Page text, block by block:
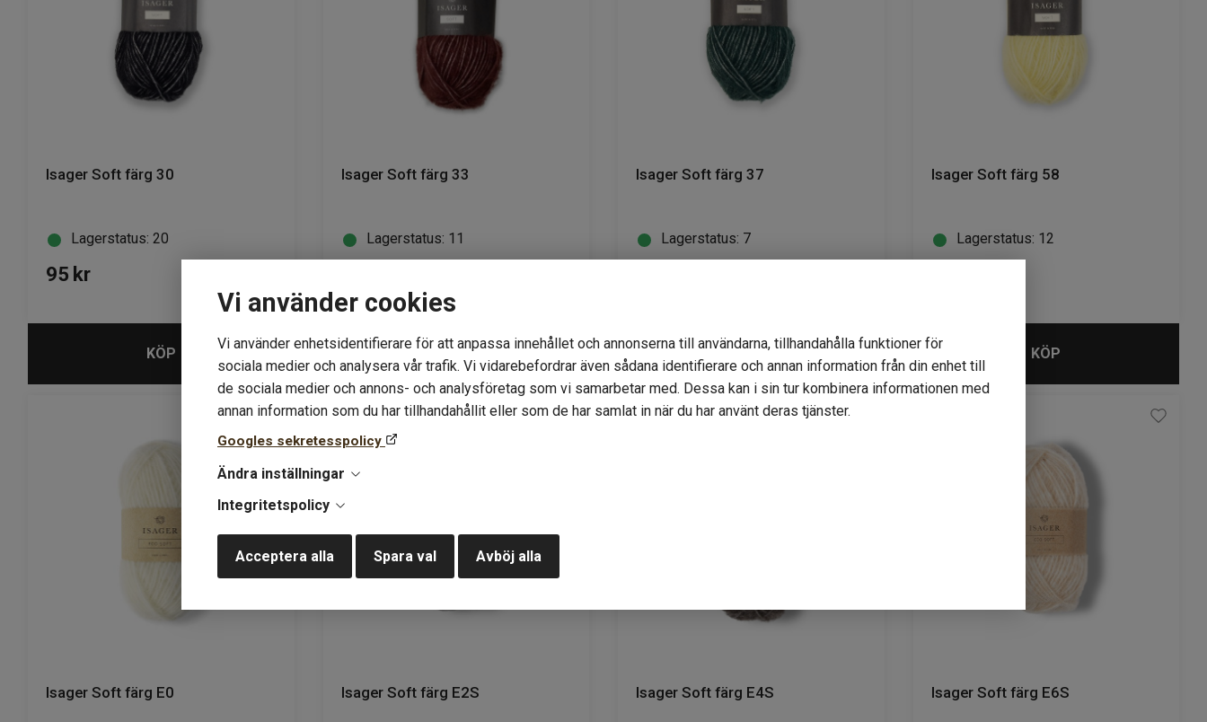
Vi använder cookies
Vi använder enhetsidentifierare för att anpassa innehållet och annonserna till användarna, tillhandahålla funktioner för
sociala medier och analysera vår trafik. Vi vidarebefordrar även sådana identifierare och annan information från din enhet till
de sociala medier och annons- och analysföretag som vi samarbetar med. Dessa kan i sin tur kombinera informationen med
annan information som du har tillhandahållit eller som de har samlat in när du har använt deras tjänster.
Googles sekretesspolicy
Ändra inställningar
Integritetspolicy
Acceptera alla Spara val Avböj alla
Isager Soft färg 30
Lagerstatus: 20
95 kr
KÖP
Isager Soft färg 33
Lagerstatus: 11
KÖP
Isager Soft färg 37
Lagerstatus: 7
KÖP
Isager Soft färg 58
Lagerstatus: 12
KÖP
Isager Soft färg E0 Isager Soft färg E2S Isager Soft färg E4S Isager Soft färg E6S